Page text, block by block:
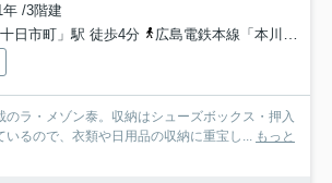
/3階建
日市町」駅 徒歩4分
広島電鉄本線「本川町」駅 徒歩5分
のラ・メゾン泰。収納はシューズボックス・押入
いるので、衣類や日用品の収納に重宝し... もっと